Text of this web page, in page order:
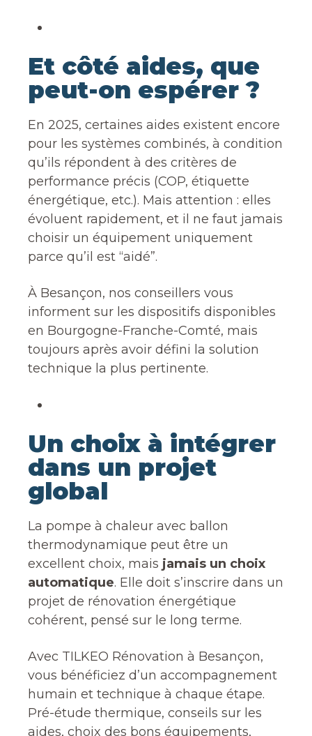
Et côté aides, que
peut-on espérer ?
En 2025, certaines aides existent encore
pour les systèmes combinés, à condition
qu’ils répondent à des critères de
performance précis (COP, étiquette
énergétique, etc.). Mais attention : elles
évoluent rapidement, et il ne faut jamais
choisir un équipement uniquement
parce qu’il est “aidé”.
À Besançon, nos conseillers vous
informent sur les dispositifs disponibles
en Bourgogne-Franche-Comté, mais
toujours après avoir défini la solution
technique la plus pertinente.
Un choix à intégrer
dans un projet
global
La pompe à chaleur avec ballon
thermodynamique peut être un
excellent choix, mais jamais un choix
automatique. Elle doit s’inscrire dans un
projet de rénovation énergétique
cohérent, pensé sur le long terme.
Avec TILKEO Rénovation à Besançon,
vous bénéficiez d’un accompagnement
humain et technique à chaque étape.
Pré-étude thermique, conseils sur les
aides, choix des bons équipements,